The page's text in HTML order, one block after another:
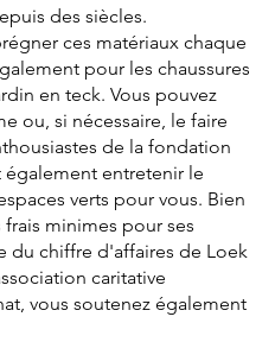
des siècles.
ces matériaux chaque
pour les chaussures
en teck. Vous pouvez
ou, si nécessaire, le faire
de la fondation
également entretenir le
verts pour vous. Bien
minimes pour ses
du chiffre d'affaires de Loek
caritative
vous soutenez également